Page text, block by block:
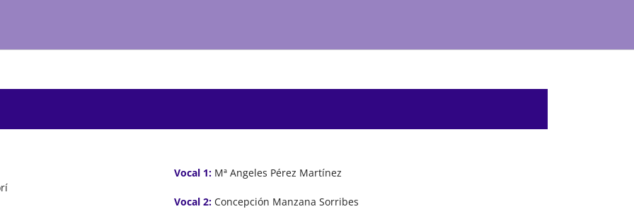
Vocal 1: Mª Angeles Pérez Martínez
Vocal 2: Concepción Manzana Sorribes